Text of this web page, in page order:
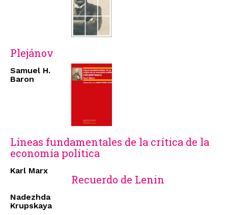
Plejánov
Samuel H.
Baron
Líneas fundamentales de la crítica de la
economía política
Karl Marx
Recuerdo de Lenin
Nadezhda
Krupskaya